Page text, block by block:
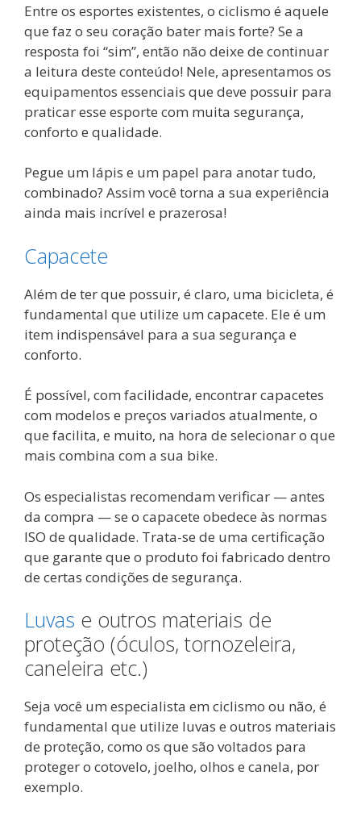
Entre os esportes existentes, o ciclismo é aquele
que faz o seu coração bater mais forte? Se a
resposta foi “sim”, então não deixe de continuar
a leitura deste conteúdo! Nele, apresentamos os
equipamentos essenciais que deve possuir para
praticar esse esporte com muita segurança,
conforto e qualidade.
Pegue um lápis e um papel para anotar tudo,
combinado? Assim você torna a sua experiência
ainda mais incrível e prazerosa!
Capacete
Além de ter que possuir, é claro, uma bicicleta, é
fundamental que utilize um capacete. Ele é um
item indispensável para a sua segurança e
conforto.
É possível, com facilidade, encontrar capacetes
com modelos e preços variados atualmente, o
que facilita, e muito, na hora de selecionar o que
mais combina com a sua bike.
Os especialistas recomendam verificar — antes
da compra — se o capacete obedece às normas
ISO de qualidade. Trata-se de uma certificação
que garante que o produto foi fabricado dentro
de certas condições de segurança.
Luvas e outros materiais de
proteção (óculos, tornozeleira,
caneleira etc.)
Seja você um especialista em ciclismo ou não, é
fundamental que utilize luvas e outros materiais
de proteção, como os que são voltados para
proteger o cotovelo, joelho, olhos e canela, por
exemplo.